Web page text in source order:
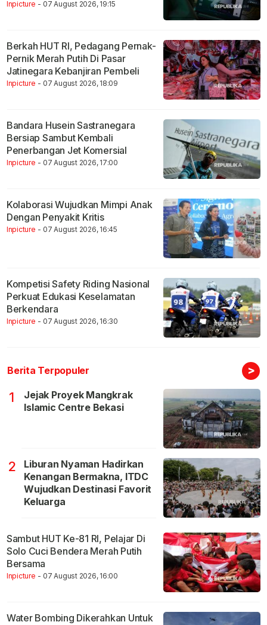
Inpicture - 07 August 2026, 19:15
Berkah HUT RI, Pedagang Pernak-
Pernik Merah Putih Di Pasar
Jatinegara Kebanjiran Pembeli
Inpicture - 07 August 2026, 18:09
Bandara Husein Sastranegara
Bersiap Sambut Kembali
Penerbangan Jet Komersial
Inpicture - 07 August 2026, 17:00
Kolaborasi Wujudkan Mimpi Anak
Dengan Penyakit Kritis
Inpicture - 07 August 2026, 16:45
Kompetisi Safety Riding Nasional
Perkuat Edukasi Keselamatan
Berkendara
Inpicture - 07 August 2026, 16:30
Berita Terpopuler >
1
Jejak Proyek Mangkrak
Islamic Centre Bekasi
2
Liburan Nyaman Hadirkan
Kenangan Bermakna, ITDC
Wujudkan Destinasi Favorit
Keluarga
Sambut HUT Ke-81 RI, Pelajar Di
Solo Cuci Bendera Merah Putih
Bersama
Inpicture - 07 August 2026, 16:00
Water Bombing Dikerahkan Untuk